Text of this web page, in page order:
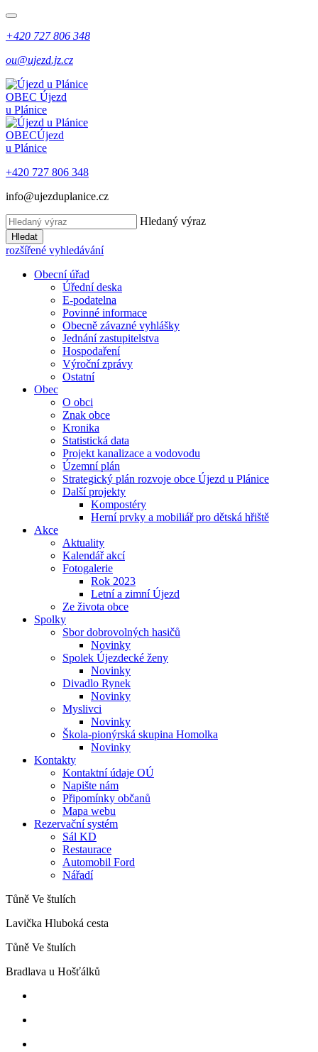
+420 727 806 348
ou@ujezd.jz.cz
OBEC Újezd
u Plánice
OBECÚjezd
u Plánice
+420 727 806 348
info@ujezduplanice.cz
Hledaný výraz
Hledat
rozšířené vyhledávání
Obecní úřad
Úřední deska
E-podatelna
Povinné informace
Obecně závazné vyhlášky
Jednání zastupitelstva
Hospodaření
Výroční zprávy
Ostatní
Obec
O obci
Znak obce
Kronika
Statistická data
Projekt kanalizace a vodovodu
Územní plán
Strategický plán rozvoje obce Újezd u Plánice
Další projekty
Kompostéry
Herní prvky a mobiliář pro dětská hřiště
Akce
Aktuality
Kalendář akcí
Fotogalerie
Rok 2023
Letní a zimní Újezd
Ze života obce
Spolky
Sbor dobrovolných hasičů
Novinky
Spolek Újezdecké ženy
Novinky
Divadlo Rynek
Novinky
Myslivci
Novinky
Škola-pionýrská skupina Homolka
Novinky
Kontakty
Kontaktní údaje OÚ
Napište nám
Připomínky občanů
Mapa webu
Rezervační systém
Sál KD
Restaurace
Automobil Ford
Nářadí
Tůně Ve štulích
Lavička Hluboká cesta
Tůně Ve štulích
Bradlava u Hošťálků